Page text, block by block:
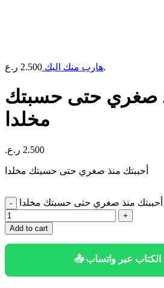
هارب منك اليك 2.500 ر.ع.
صغري حتى حسبتك
مخلدا
2.500 ر.ع.
أحببتك منذ صغري حتى حسبتك مخلدا
Add to cart
الكتاب عبر واتساب